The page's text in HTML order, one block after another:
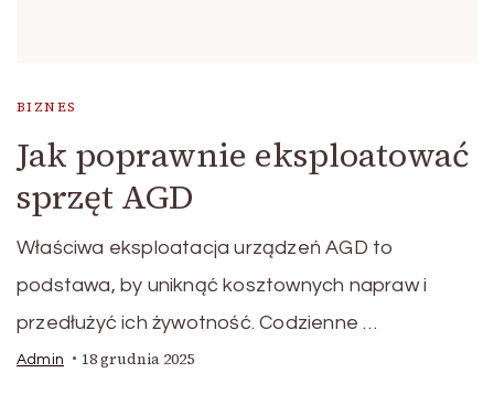
BIZNES
Jak poprawnie eksploatować
sprzęt AGD
Właściwa eksploatacja urządzeń AGD to
podstawa, by uniknąć kosztownych napraw i
przedłużyć ich żywotność. Codzienne …
Admin 18 grudnia 2025